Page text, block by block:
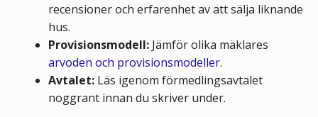
recensioner och erfarenhet av att sälja liknande
hus.
Provisionsmodell: Jämför olika mäklares
arvoden och provisionsmodeller.
Avtalet: Läs igenom förmedlingsavtalet
noggrant innan du skriver under.